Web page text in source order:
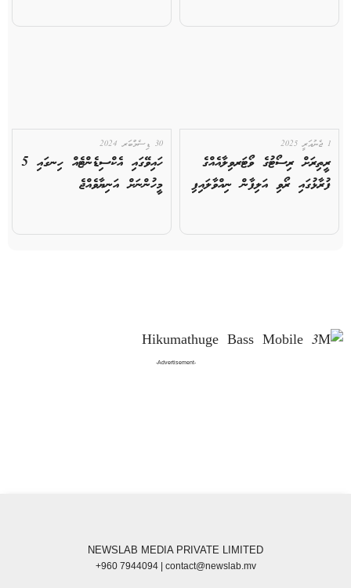
1 ޖެނުއަރީ 2025
ރީތިރަށް ރިސޯޓުގެ ވޯޓަރވިލާއެއްގެ
ފުރާޅުގައި ރޯވި އަލިފާން ނިއްވާލައިފި
30 ޑިސެމްބަރ 2024
ހައިވޭގައި އެކްސިޑެންޓެއް ހިނގައި 5
މީހުންނަށް އަނިޔާވެއްޖެ
-Advertisement-
NEWSLAB MEDIA PRIVATE LIMITED
+960 7944094 | contact@newslab.mv